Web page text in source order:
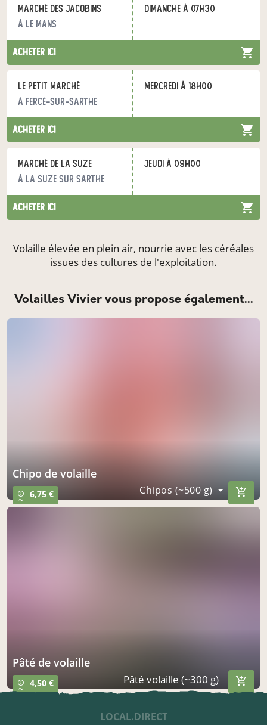
marché des jacobins
à Le Mans
dimanche à 07h30
acheter ici
Le petit marché
à Fercé-sur-Sarthe
mercredi à 18h00
acheter ici
Marché de la suze
à La suze sur Sarthe
jeudi à 09h00
acheter ici
Volaille élevée en plein air, nourrie avec les céréales
issues des cultures de l'exploitation.
Volailles Vivier vous propose également...
chipo de volaille
info_outline
~ 6,75 € Chipos (~500 g)
pâté de volaille
info_outline
~ 4,50 € Pâté volaille (~300 g)
LOCAL.DIRECT